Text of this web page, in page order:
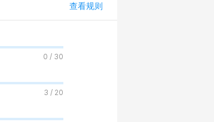
查看规则
0 / 30
3 / 20